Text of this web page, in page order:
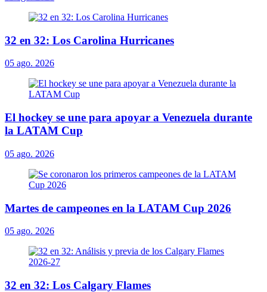
32 en 32: Los Carolina Hurricanes
05 ago. 2026
El hockey se une para apoyar a Venezuela durante
la LATAM Cup
05 ago. 2026
Martes de campeones en la LATAM Cup 2026
05 ago. 2026
32 en 32: Los Calgary Flames